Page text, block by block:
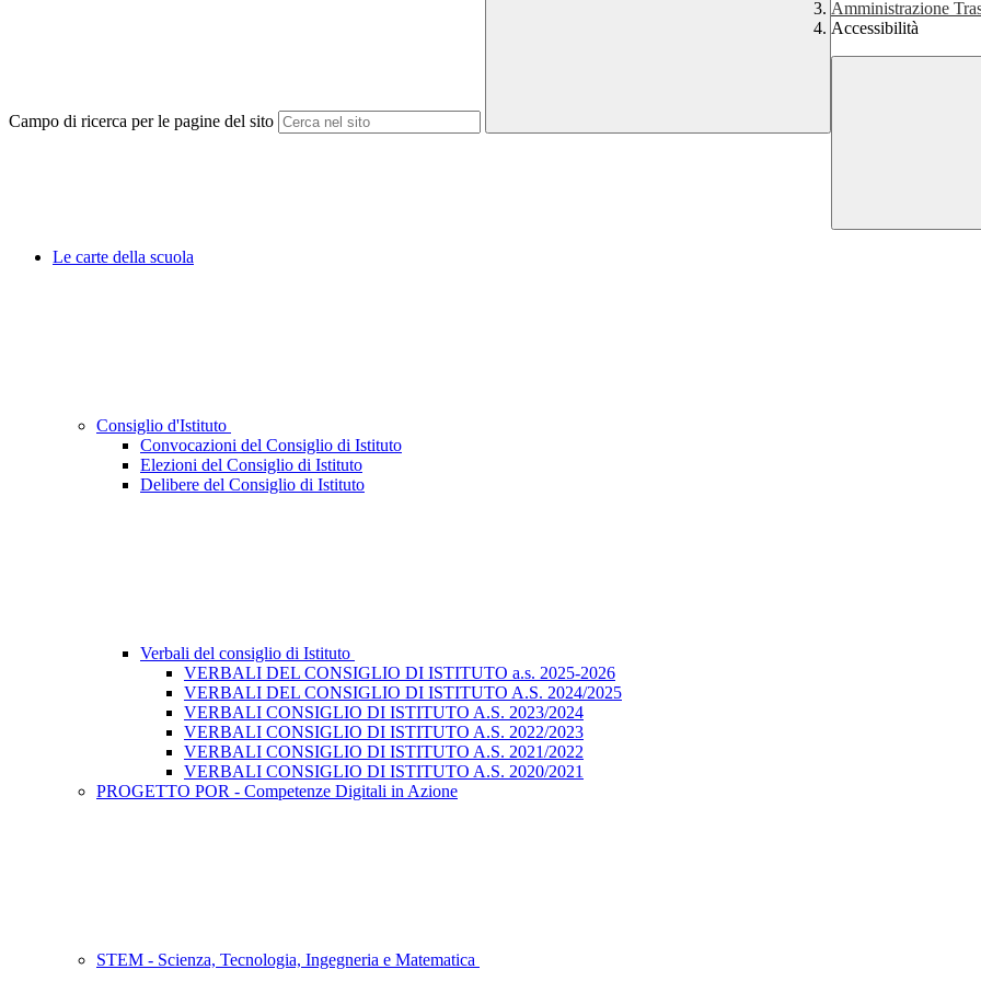
Campo di ricerca per le pagine del sito
Amministrazione
Accessibilità
Le carte della scuola
Consiglio d'Istituto
Convocazioni del Consiglio di Istituto
Elezioni del Consiglio di Istituto
Delibere del Consiglio di Istituto
Verbali del consiglio di Istituto
VERBALI DEL CONSIGLIO DI ISTITUTO a.s. 2025-2026
VERBALI DEL CONSIGLIO DI ISTITUTO A.S. 2024/2025
VERBALI CONSIGLIO DI ISTITUTO A.S. 2023/2024
VERBALI CONSIGLIO DI ISTITUTO A.S. 2022/2023
VERBALI CONSIGLIO DI ISTITUTO A.S. 2021/2022
VERBALI CONSIGLIO DI ISTITUTO A.S. 2020/2021
PROGETTO POR - Competenze Digitali in Azione
STEM - Scienza, Tecnologia, Ingegneria e Matematica